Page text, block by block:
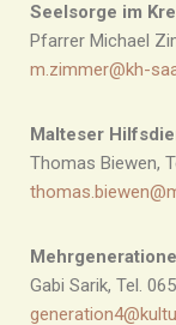
Seelsorge im
Pfarrer Michael
m.zimmer@kh-
Malteser
Thomas Biewen,
Gabi Sarik, Tel.